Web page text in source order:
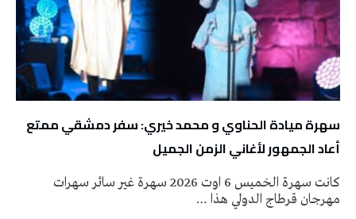
سهرة ميادة الحناوي و محمد خيري: سفر دمشقي ممتع
أعاد الجمهور لأغاني الزمن الجميل
كانت سهرة الخميس 6 اوت 2026 سهرة غير سائر سهرات
مهرجان قرطاج الدولي هذا …